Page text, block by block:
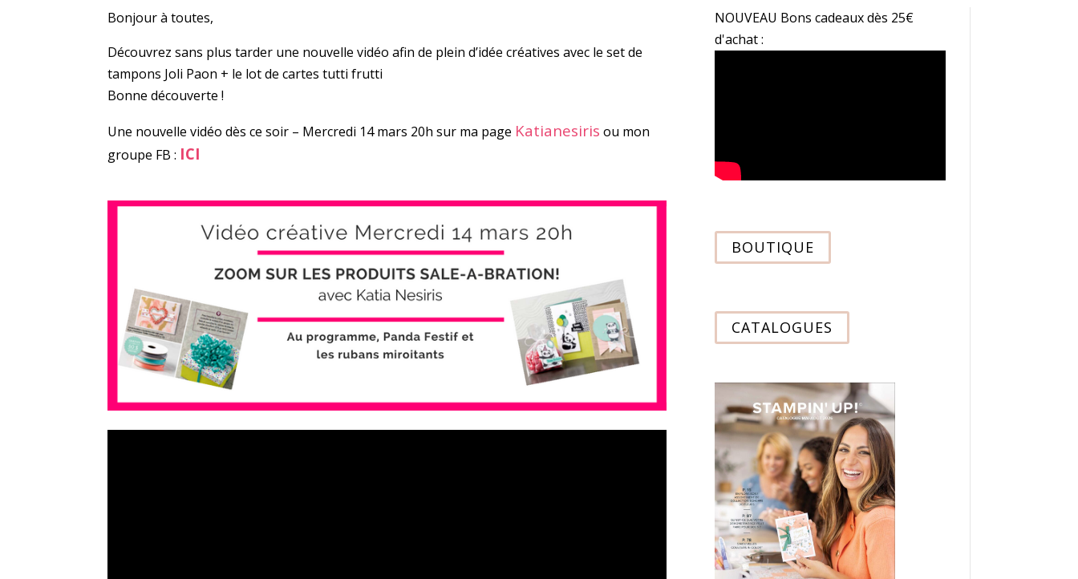
Bonjour à toutes,
Découvrez sans plus tarder une nouvelle vidéo afin de plein d’idée créatives avec le set de
tampons Joli Paon + le lot de cartes tutti frutti
Bonne découverte !
Une nouvelle vidéo dès ce soir – Mercredi 14 mars 20h sur ma page Katianesiris ou mon
groupe FB : ICI
NOUVEAU Bons cadeaux dès 25€
d'achat :
BOUTIQUE
CATALOGUES